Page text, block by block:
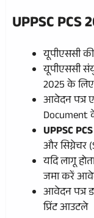
UPPSC PCS
यूपीएससी
यूपीएससी
2025 के
आवेदन पत्र
Document
UPPSC PCS
और सिग्नेचर
यदि लागू
जमा करें
आवेदन पत्र
प्रिंट आउटले